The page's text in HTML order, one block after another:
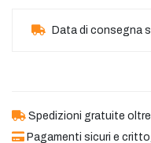
Data di consegna
Spedizioni gratuite oltre
Pagamenti sicuri e